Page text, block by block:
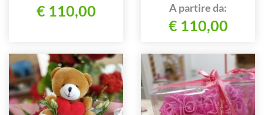
€ 110,00 A partire da:
€ 110,00